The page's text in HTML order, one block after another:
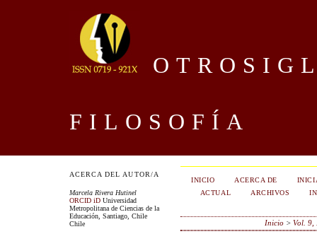
FILOSOFÍA
ACERCA DEL AUTOR/A
Marcela Rivera Hutinel
ORCID iD Universidad
Metropolitana de Ciencias de la
Educación, Santiago, Chile
Chile
INICIO ACERCA DE
ACTUAL
ARCHIVOS
Inicio >Vol. 9,